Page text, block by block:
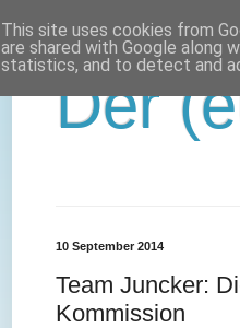
Der
10 September 2014
Team Juncker:
Kommission
This site uses cookies from
are shared with Google along
statistics, and to detect and